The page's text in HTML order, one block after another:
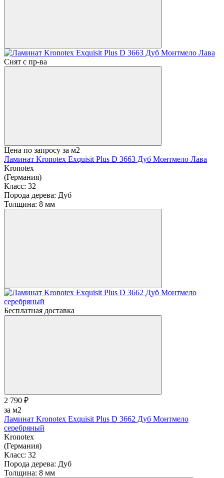
Снят с пр-ва
Цена по запросу за м2
Ламинат Kronotex Exquisit Plus D 3663 Дуб Монтмело Лава
Kronotex
(Германия)
Класс: 32
Порода дерева: Дуб
Толщина: 8 мм
Бесплатная доставка
2 790 ₽
за м2
Ламинат Kronotex Exquisit Plus D 3662 Дуб Монтмело
серебряный
Kronotex
(Германия)
Класс: 32
Порода дерева: Дуб
Толщина: 8 мм